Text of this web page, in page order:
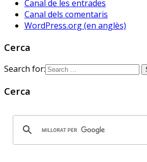
#HistòriesEscola3Cat
@socmestre.bsky.social⋅2y
Aquí ja hem fet les proves. A
no protegirem les dades dels
www.deia.eus/actualidad/s...
Canal de les entrades
Canal dels comentaris
WordPress.org (en anglès)
Cerca
Search for:
Cerca